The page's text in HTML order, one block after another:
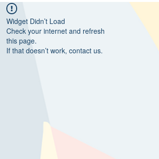
Widget Didn’t Load
Check your internet and refresh
this page.
If that doesn’t work, contact us.